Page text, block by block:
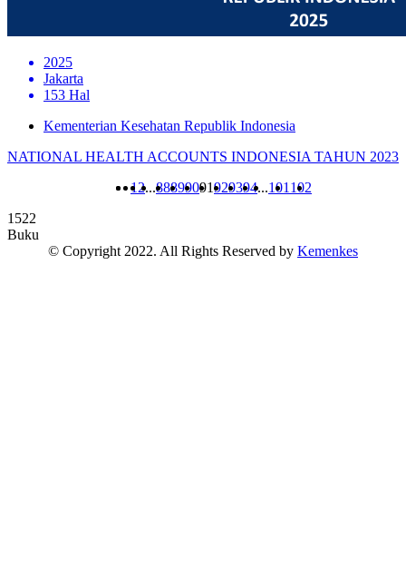
2025
Jakarta
153 Hal
Kementerian Kesehatan Republik Indonesia
NATIONAL HEALTH ACCOUNTS INDONESIA TAHUN 2023
1 2...88899091929394...101 102
1522
Buku
© Copyright 2022. All Rights Reserved by Kemenkes